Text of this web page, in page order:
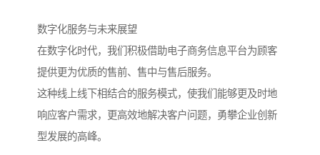
数字化服务与未来展望
在数字化时代，我们积极借助电子商务信息平台为顾客
提供更为优质的售前、售中与售后服务。
这种线上线下相结合的服务模式，使我们能够更及时地
响应客户需求，更高效地解决客户问题，勇攀企业创新
型发展的高峰。